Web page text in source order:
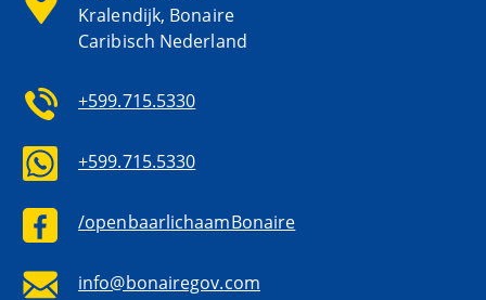
Kralendijk, Bonaire
Caribisch Nederland
+599.715.5330
+599.715.5330
/openbaarlichaamBonaire
info@bonairegov.com